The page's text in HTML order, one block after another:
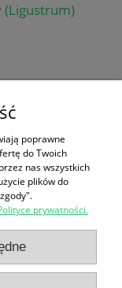
(Ligustrum)
poprawne
do Twoich
nas wszystkich
plików do
prywatności.